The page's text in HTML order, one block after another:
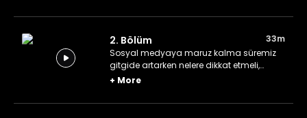
neler?
2. Bölüm
33m
Sosyal medyaya maruz kalma süremiz
gitgide artarken nelere dikkat etmeli,
çocuklarımıza nasıl yol göstermeliyiz?
kadar istekliyiz?
+ More